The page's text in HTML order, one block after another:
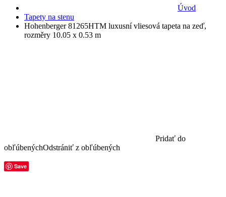
Úvod
Tapety na stenu
Hohenberger 81265HTM luxusní vliesová tapeta na zeď,
rozměry 10.05 x 0.53 m
Pridať do
obľúbenýchOdstrániť z obľúbených
Save